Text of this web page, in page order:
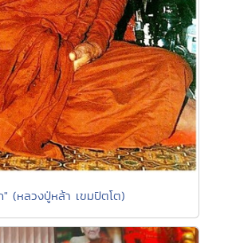
(หลวงปู่หล้า เขมปัตโต)